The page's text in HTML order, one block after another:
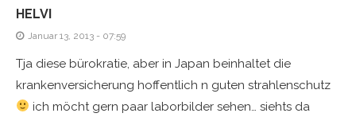
HELVI
Januar 13, 2013 - 07:59
Tja diese bürokratie, aber in Japan beinhaltet die
krankenversicherung hoffentlich n guten strahlenschutz
ich möcht gern paar laborbilder sehen… siehts da